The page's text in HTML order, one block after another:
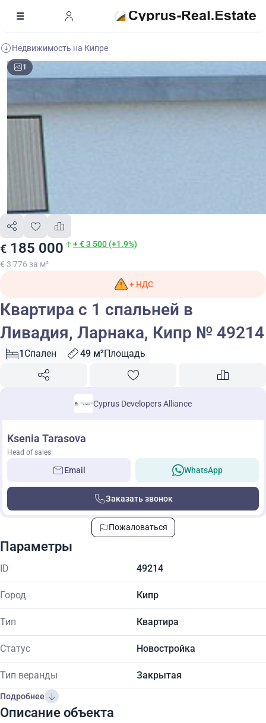
Недвижимость на Кипре
1
€ 185 000 + € 3 500 (+1.9%)
€ 3 776 за м²
+ НДС
Квартира с 1 спальней в
Ливадия, Ларнака, Кипр № 49214
1 Спален 49 м²Площадь
Cyprus Developers Alliance
Ksenia Tarasova
Head of sales
Email WhatsApp
Заказать звонок
Пожаловаться
Параметры
ID 49214
Город Кипр
Тип Квартира
Статус Новостройка
Тип веранды Закрытая
Подробнее
Описание объекта